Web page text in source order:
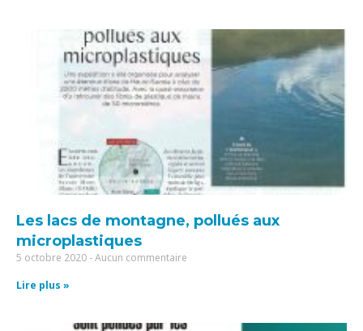
Les lacs de montagne, pollués aux
microplastiques
5 octobre 2020 Aucun commentaire
Lire plus »